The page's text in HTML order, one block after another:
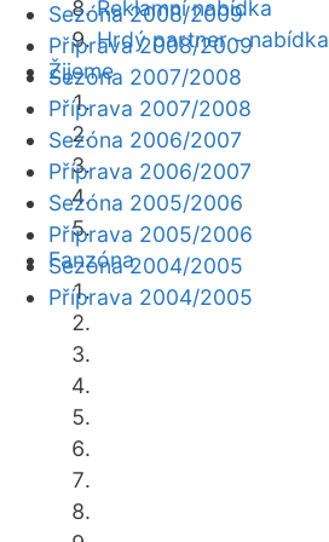
Reklamní nabídka
Hrdý partner - nabídka
Žijeme
Fanzóna
Sezóna 2008/2009
Příprava 2008/2009
Sezóna 2007/2008
Příprava 2007/2008
Sezóna 2006/2007
Příprava 2006/2007
Sezóna 2005/2006
Příprava 2005/2006
Sezóna 2004/2005
Příprava 2004/2005